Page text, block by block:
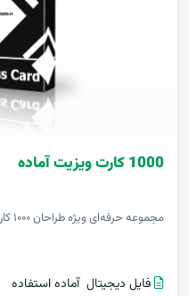
1000 کارت ويزيت آماده
مجموعه حرفه‌ای ویژه طراحان ۱۰۰۰ کارت ویزیت تجاری و حرفه‌ای لایه‌باز ..
فایل دیجیتال آماده استفاده